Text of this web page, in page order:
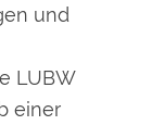
und
LUBW
einer